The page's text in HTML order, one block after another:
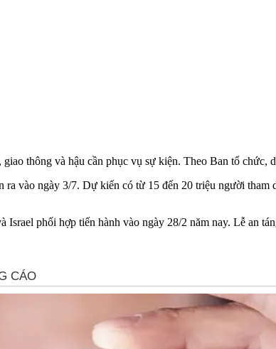
thông và hậu cần phục vụ sự kiện. Theo Ban tổ chức,
vào ngày 3/7. Dự kiến có từ 15 đến 20 triệu người
phối hợp tiến hành vào ngày 28/2 năm nay. Lễ an